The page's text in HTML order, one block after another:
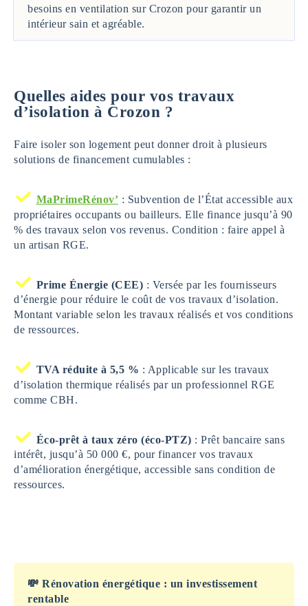
besoins en ventilation sur Crozon pour garantir un
intérieur sain et agréable.
Quelles aides pour vos travaux
d’isolation à Crozon ?
Faire isoler son logement peut donner droit à plusieurs
solutions de financement cumulables :
MaPrimeRénov’ : Subvention de l’État accessible aux
propriétaires occupants ou bailleurs. Elle finance jusqu’à 90
% des travaux selon vos revenus. Condition : faire appel à
un artisan RGE.
Prime Énergie (CEE) : Versée par les fournisseurs
d’énergie pour réduire le coût de vos travaux d’isolation.
Montant variable selon les travaux réalisés et vos conditions
de ressources.
TVA réduite à 5,5 % : Applicable sur les travaux
d’isolation thermique réalisés par un professionnel RGE
comme CBH.
Éco-prêt à taux zéro (éco-PTZ) : Prêt bancaire sans
intérêt, jusqu’à 50 000 €, pour financer vos travaux
d’amélioration énergétique, accessible sans condition de
ressources.
💸 Rénovation énergétique : un investissement
rentable